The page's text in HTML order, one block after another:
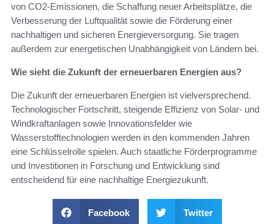
von CO2-Emissionen, die Schaffung neuer Arbeitsplätze, die
Verbesserung der Luftqualität sowie die Förderung einer
nachhaltigen und sicheren Energieversorgung. Sie tragen
außerdem zur energetischen Unabhängigkeit von Ländern bei.
Wie sieht die Zukunft der erneuerbaren Energien aus?
Die Zukunft der erneuerbaren Energien ist vielversprechend.
Technologischer Fortschritt, steigende Effizienz von Solar- und
Windkraftanlagen sowie Innovationsfelder wie
Wasserstofftechnologien werden in den kommenden Jahren
eine Schlüsselrolle spielen. Auch staatliche Förderprogramme
und Investitionen in Forschung und Entwicklung sind
entscheidend für eine nachhaltige Energiezukunft.
Facebook Twitter